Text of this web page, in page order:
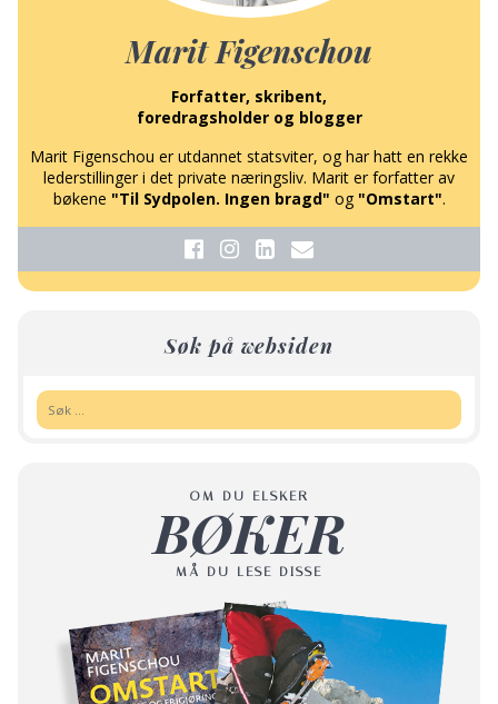
Marit Figenschou
Forfatter, skribent,
foredragsholder og blogger
Marit Figenschou er utdannet statsviter, og har hatt en rekke
lederstillinger i det private næringsliv. Marit er forfatter av
bøkene "Til Sydpolen. Ingen bragd" og "Omstart".
Søk på websiden
OM DU ELSKER
BØKER
MÅ DU LESE DISSE